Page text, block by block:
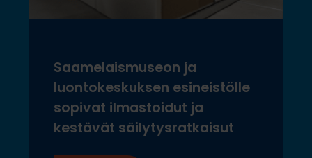
Saamelaismuseon ja
luontokeskuksen esineistölle
sopivat ilmastoidut ja
kestävät säilytysratkaisut